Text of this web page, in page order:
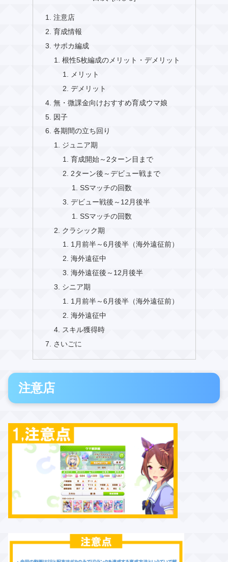
注意店
育成情報
サポカ編成
根性5枚編成のメリット・デメリット
メリット
デメリット
無・微課金向けおすすめ育成ウマ娘
因子
各期間の立ち回り
ジュニア期
育成開始～2ターン目まで
2ターン後～デビュー戦まで
SSマッチの回数
デビュー戦後～12月後半
SSマッチの回数
クラシック期
1月前半～6月後半（海外遠征前）
海外遠征中
海外遠征後～12月後半
シニア期
1月前半～6月後半（海外遠征前）
海外遠征中
スキル獲得時
さいごに
注意店